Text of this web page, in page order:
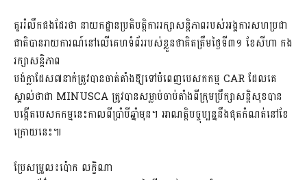
គួររំលឹកផងដែរថា នាយកដ្ឋានប្រតិបត្តិការរក្សាសន្តិភាពរបស់អង្គការសហប្រជា
ជាតិបានរាយការណ៍នៅលើគេហទំព័ររបស់ខ្លួនថាគិតត្រឹមថ្ងៃទី៣១ ខែសីហា កង
រក្សាសន្តិភាព
បង់ក្លាដែស៧នាក់ត្រូវបានចាត់តាំងឱ្យទៅបំពេញបេសកកម្ម CAR ដែលគេ
ស្គាល់ថាជា​ MINUSCA ត្រូវបានសម្លាប់ចាប់តាំងពីក្រុមប្រឹក្សាសន្តិសុខបាន
បង្កើតបេសកកម្មនេះកាលពីប្រាំបីឆ្នាំមុន។ អាណត្តិបច្ចុប្បន្ននឹងផុតកំណត់នៅខែ
ក្រោយនេះ៕
ប្រែសម្រួល៖ប៉ោក លក្ខិណា